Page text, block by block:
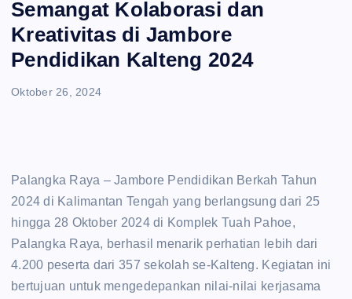
Semangat Kolaborasi dan
Kreativitas di Jambore
Pendidikan Kalteng 2024
Oktober 26, 2024
Palangka Raya – Jambore Pendidikan Berkah Tahun
2024 di Kalimantan Tengah yang berlangsung dari 25
hingga 28 Oktober 2024 di Komplek Tuah Pahoe,
Palangka Raya, berhasil menarik perhatian lebih dari
4.200 peserta dari 357 sekolah se-Kalteng. Kegiatan ini
bertujuan untuk mengedepankan nilai-nilai kerjasama